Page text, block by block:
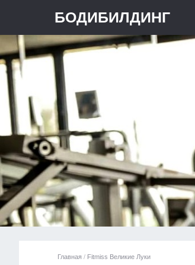
БОДИБИЛДИНГ
Главная / Fitmiss Великие Луки